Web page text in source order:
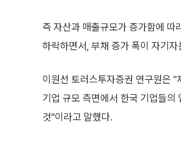
즉 자산과 매출규모가 증가함에 따
하락하면서, 부채 증가 폭이 자기
이원선 토러스투자증권 연구원은
기업 규모 측면에서 한국 기업들의
것"이라고 말했다.